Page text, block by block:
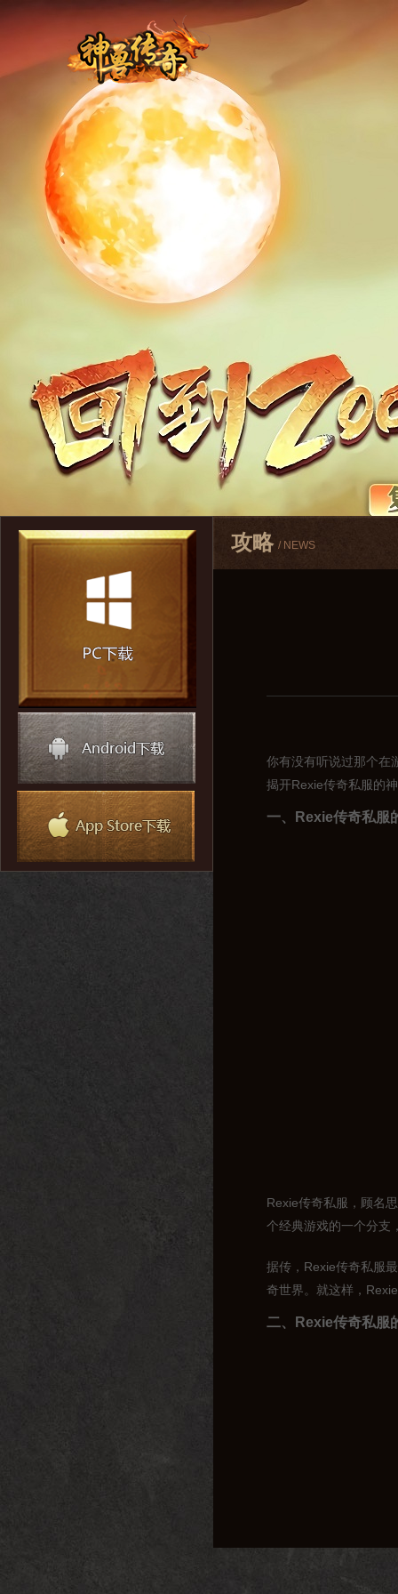
攻略 / NEWS
你有没有听说过那个在
揭开Rexie传奇私服的
一、Rexie传奇私服
Rexie传奇私服，顾名
个经典游戏的一个分支
据传，Rexie传奇私服
奇世界。就这样，
二、Rexie传奇私服
Rexie传奇私服之所以